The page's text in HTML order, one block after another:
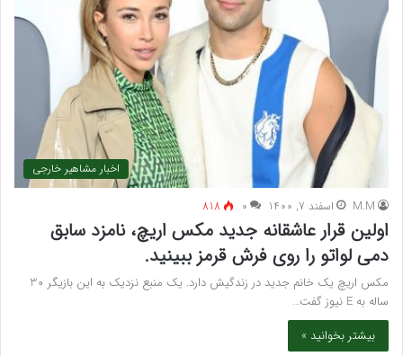
اخبار مشاهیر خارجی
M.M اسفند 7, 1400 ۰ 818
اولین قرار عاشقانه جدید مکس اریچ، نامزد سابق
دمی لواتو را روی فرش قرمز ببینید.
مکس اریچ یک خانم جدید در زندگیش دارد. یک منبع نزدیک به این بازیگر 30
ساله به E نیوز گفت…
بیشتر بخوانید »